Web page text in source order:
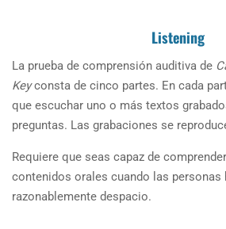
Listening
La prueba de comprensión auditiva de
Keyconsta de cinco partes. En cada
que escuchar uno o más textos
preguntas. Las grabaciones se
Requiere que seas capaz de
contenidos orales cuando las personas
razonablemente despacio.